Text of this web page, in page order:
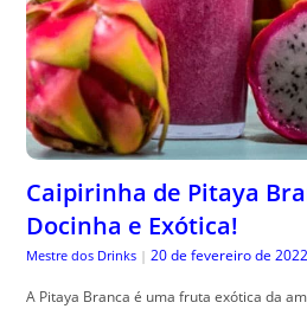
Caipirinha de Pitaya
Docinha e Exótica!
Mestre dos Drinks | 20 de fevereiro de 2022
A Pitaya Branca é uma fruta exótica da